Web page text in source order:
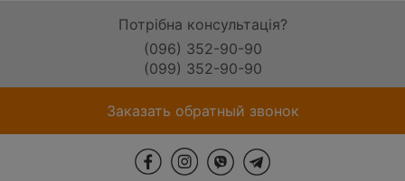
Потрібна консультація?
(096) 352-90-90
(099) 352-90-90
Заказать обратный звонок